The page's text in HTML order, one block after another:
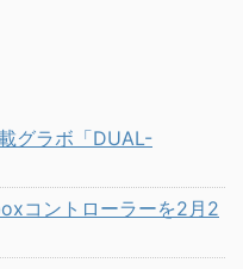
グラボ「DUAL-
コントローラーを2月2